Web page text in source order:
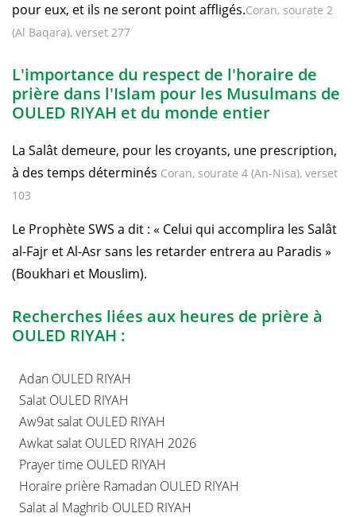
pour eux, et ils ne seront point affligés.Coran, sourate 2
(Al Baqara), verset 277
L'importance du respect de l'horaire de
prière dans l'Islam pour les Musulmans de
OULED RIYAH et du monde entier
La Salât demeure, pour les croyants, une prescription,
à des temps déterminés Coran, sourate 4 (An-Nisa), verset
103
Le Prophète SWS a dit : « Celui qui accomplira les Salât
al-Fajr et Al-Asr sans les retarder entrera au Paradis »
(Boukhari et Mouslim).
Recherches liées aux heures de prière à
OULED RIYAH :
Adan OULED RIYAH
Salat OULED RIYAH
Aw9at salat OULED RIYAH
Awkat salat OULED RIYAH 2026
Prayer time OULED RIYAH
Horaire prière Ramadan OULED RIYAH
Salat al Maghrib OULED RIYAH